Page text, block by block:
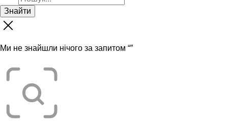
Знайти
Ми не знайшли нічого за запитом “”